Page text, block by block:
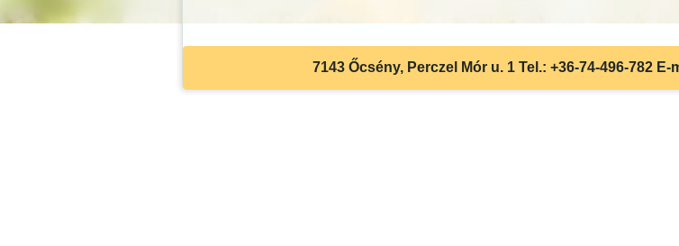
7143 Őcsény, Perczel Mór u. 1 Tel.: +36-74-496-782